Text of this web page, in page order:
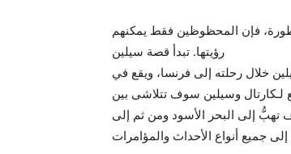
فإن المحظوظين فقط يمكنهم
رؤيتها. تبدأ قصة سيلين
خلال رحلته إلى فرنسا، ويقع في
لـكارتال وسيلين سوف تتلاشى بين
إلى البحر الأسود ومن ثم إلى
جميع أنواع الأحداث والمؤامرات